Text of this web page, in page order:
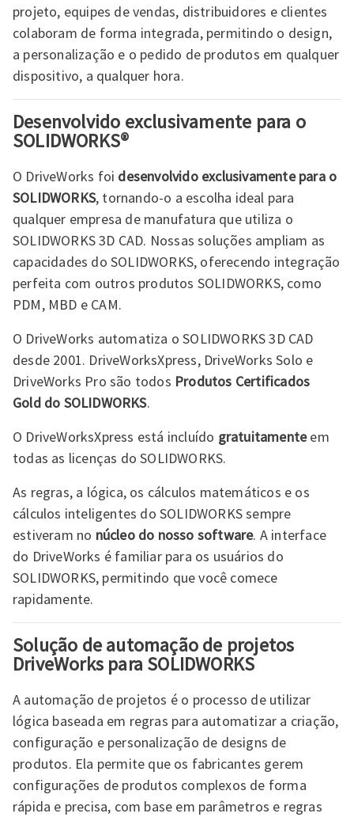
projeto, equipes de vendas, distribuidores e clientes
colaboram de forma integrada, permitindo o design,
a personalização e o pedido de produtos em qualquer
dispositivo, a qualquer hora.
Desenvolvido exclusivamente para o
SOLIDWORKS®
O DriveWorks foi desenvolvido exclusivamente para o
SOLIDWORKS, tornando-o a escolha ideal para
qualquer empresa de manufatura que utiliza o
SOLIDWORKS 3D CAD. Nossas soluções ampliam as
capacidades do SOLIDWORKS, oferecendo integração
perfeita com outros produtos SOLIDWORKS, como
PDM, MBD e CAM.
O DriveWorks automatiza o SOLIDWORKS 3D CAD
desde 2001. DriveWorksXpress, DriveWorks Solo e
DriveWorks Pro são todos Produtos Certificados
Gold do SOLIDWORKS.
O DriveWorksXpress está incluído gratuitamenteem
todas as licenças do SOLIDWORKS.
As regras, a lógica, os cálculos matemáticos e os
cálculos inteligentes do SOLIDWORKS sempre
estiveram no núcleo do nosso software. A interface
do DriveWorks é familiar para os usuários do
SOLIDWORKS, permitindo que você comece
rapidamente.
Solução de automação de projetos
DriveWorks para SOLIDWORKS
A automação de projetos é o processo de utilizar
lógica baseada em regras para automatizar a criação,
configuração e personalização de designs de
produtos. Ela permite que os fabricantes gerem
configurações de produtos complexos de forma
rápida e precisa, com base em parâmetros e regras